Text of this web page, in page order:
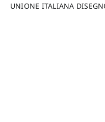
UNIONE ITALIANA